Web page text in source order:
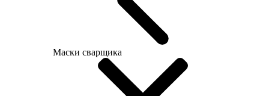
Маски сварщика